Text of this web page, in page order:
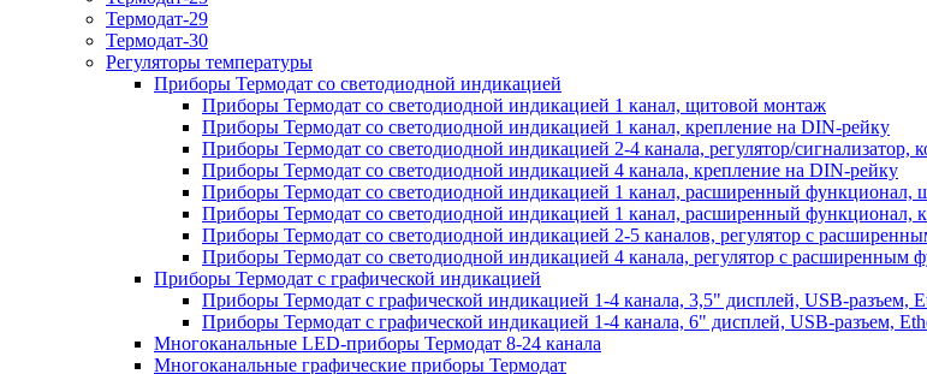
Термодат-29
Термодат-30
Регуляторы температуры
Приборы Термодат со светодиодной индикацией
Приборы Термодат со светодиодной индикацией 1 канал, щитовой монтаж
Приборы Термодат со светодиодной индикацией 1 канал, крепление на DIN-рейку
Приборы Термодат со светодиодной индикацией 2-4 канала, регулятор/сигнализатор,
Приборы Термодат со светодиодной индикацией 4 канала, крепление на DIN-рейку
Приборы Термодат со светодиодной индикацией 1 канал, расширенный функционал,
Приборы Термодат со светодиодной индикацией 1 канал, расширенный функционал,
Приборы Термодат со светодиодной индикацией 2-5 каналов, регулятор с
Приборы Термодат со светодиодной индикацией 4 канала, регулятор с расширенным
Приборы Термодат с графической индикацией
Приборы Термодат с графической индикацией 1-4 канала, 3,5" дисплей, USB-разъем,
Приборы Термодат с графической индикацией 1-4 канала, 6" дисплей, USB-разъем,
Многоканальные LED-приборы Термодат 8-24 канала
Многоканальные графические приборы Термодат